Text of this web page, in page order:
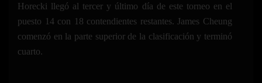
Horecki llegó al tercer y último día de este torneo en el
puesto 14 con 18 contendientes restantes. James Cheung
comenzó en la parte superior de la clasificación y terminó
cuarto.